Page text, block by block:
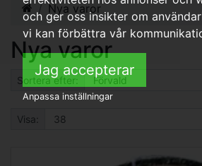
Nya varor
Nya varor
Sortera efter:
Visa:
och ger oss insikter om
vi kan förbättra vår
Jag accepterar
Anpassa inställningar